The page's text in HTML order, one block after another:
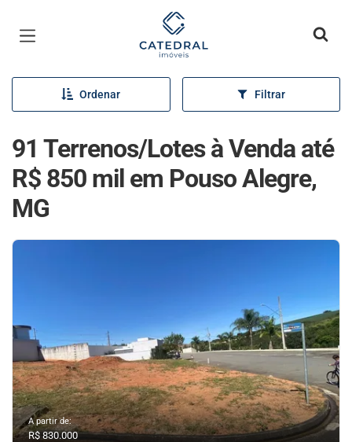
Página inicial
Ordenar Filtrar
91 Terrenos/Lotes à Venda até
R$ 850 mil em Pouso Alegre,
MG
A partir de:
R$ 830.000